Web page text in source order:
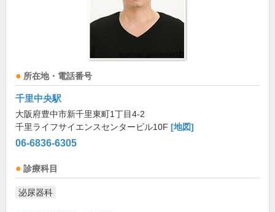
所在地・電話番号
千里中央駅
大阪府豊中市新千里東町1丁目4-2
千里ライフサイエンスセンタービル10F [地図]
06-6836-6305
診療科目
泌尿器科